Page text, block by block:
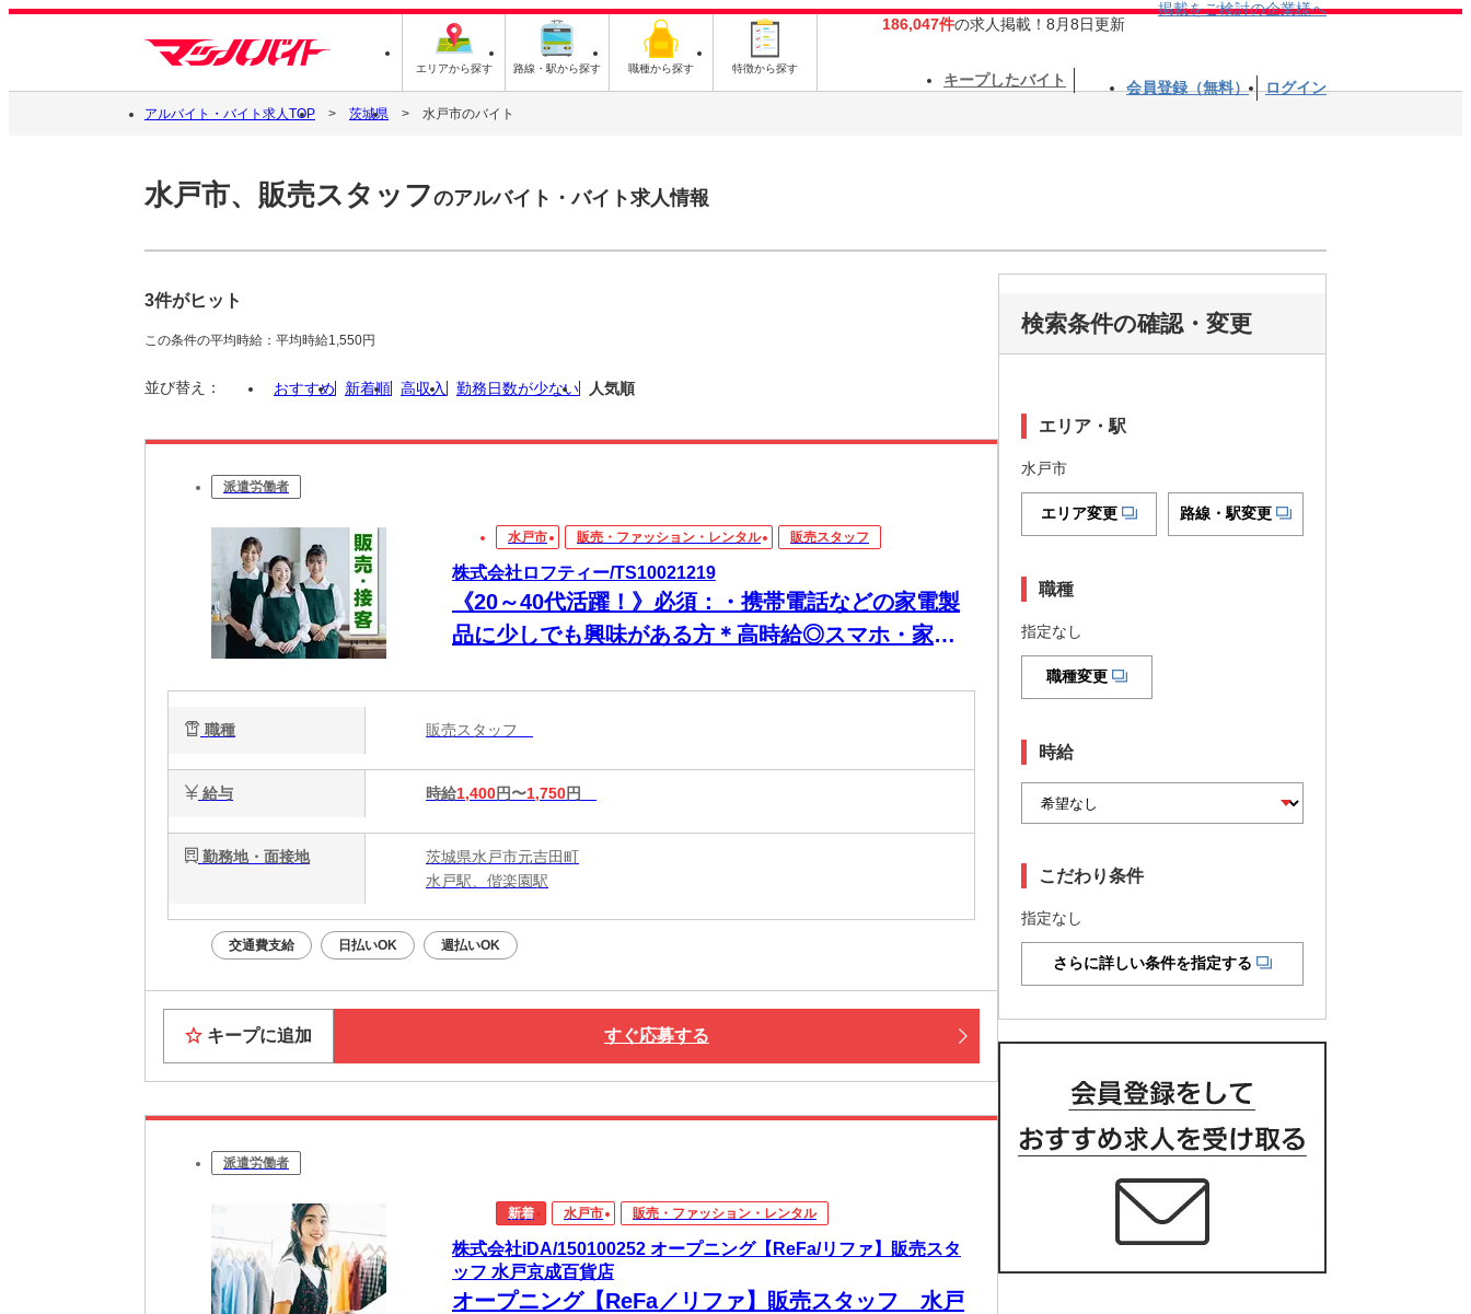
エリアから探す 路線・駅から探す 職種から探す 特徴から探す
186,047件の求人掲載！8月8日更新
掲載をご検討の企業様へ
キープしたバイト 会員登録（無料） ログイン
アルバイト・バイト求人TOP 茨城県 水戸市のバイト
水戸市、販売スタッフのアルバイト・バイト求人情報
3件がヒット
この条件の平均時給：平均時給1,550円
並び替え： おすすめ 新着順 高収入 勤務日数が少ない 人気順
派遣労働者
水戸市 販売・ファッション・レンタル 販売スタッフ
株式会社ロフティー/TS10021219
《20～40代活躍！》必須：・携帯電話などの家電製
品に少しでも興味がある方＊高時給◎スマホ・家電
職種 販売スタッフ
給与 時給1,400円〜1,750円
勤務地・面接地
茨城県水戸市元吉田町
水戸駅、偕楽園駅
交通費支給 日払いOK 週払いOK
キープに追加 すぐ応募する
派遣労働者
新着 水戸市 販売・ファッション・レンタル
株式会社iDA/150100252 オープニング【ReFa/リファ】販売スタ
ッフ 水戸京成百貨店
オープニング【ReFa／リファ】販売スタッフ 水戸
検索条件の確認・変更
エリア・駅
水戸市
エリア変更 路線・駅変更
職種
指定なし
職種変更
時給
こだわり条件
指定なし
さらに詳しい条件を指定する